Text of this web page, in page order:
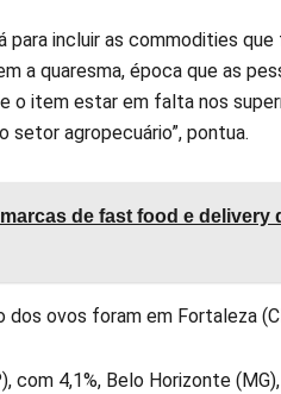
incluir as commodities que
a quaresma, época que as
o item estar em falta nos
setor agropecuário”, pontua.
de fast food e
ovos foram em Fortaleza
com 4,1%, Belo Horizonte